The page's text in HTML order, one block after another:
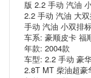
版 2.2 手动 汽油
2.2 手动 汽油 大
手动 汽油 小双排
车系: 豪顺皮卡 福
年款: 2004款
车型: 2.2 手动 豪
2.8T MT 柴油超